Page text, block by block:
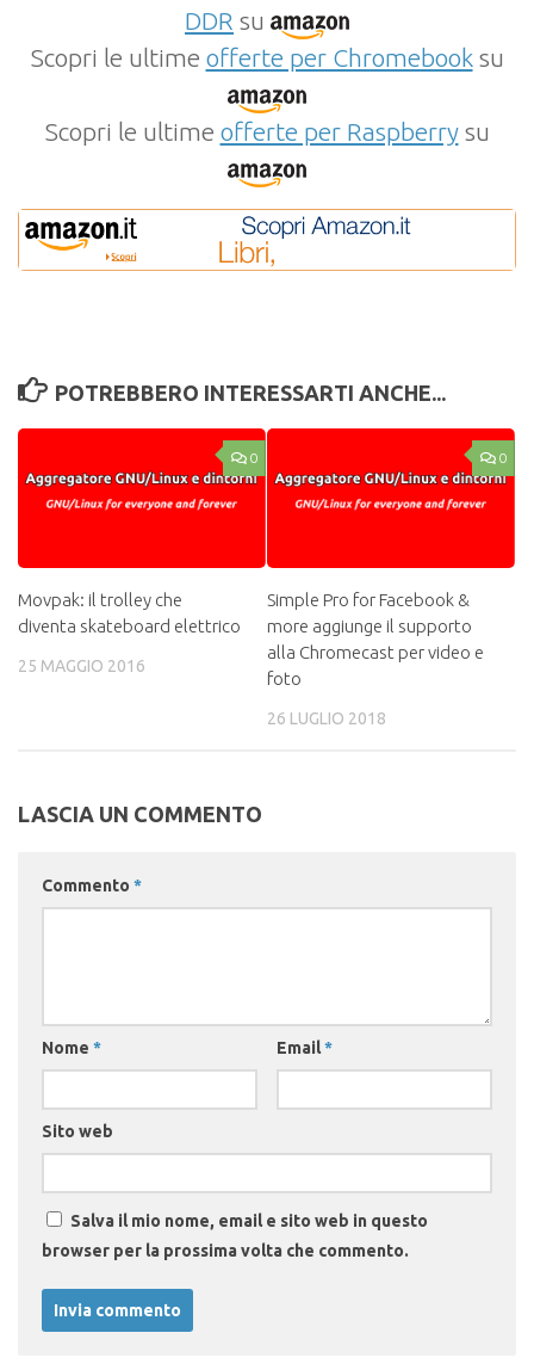
DDR su
Scopri le ultime offerte per Chromebooksu
Scopri le ultime offerte per Raspberrysu
POTREBBERO INTERESSARTI ANCHE...
0
Movpak: il trolley che
diventa skateboard elettrico
25 MAGGIO 2016
0
Simple Pro for Facebook &
more aggiunge il supporto
alla Chromecast per video e
foto
26 LUGLIO 2018
LASCIA UN COMMENTO
Commento *
Nome * Email*
Sito web
Salva il mio nome, email e sito web in questo
browser per la prossima volta che commento.